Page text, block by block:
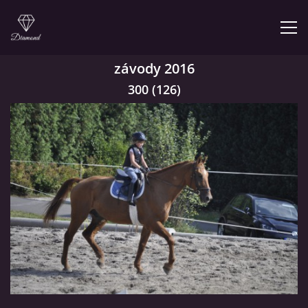
NABÍZÍME
PRODEJNA JEZDECKÝCH POTŘEB
FOTOALBUM
KONTAKT
KONĚ JK MIRA
závody 2016
300 (126)